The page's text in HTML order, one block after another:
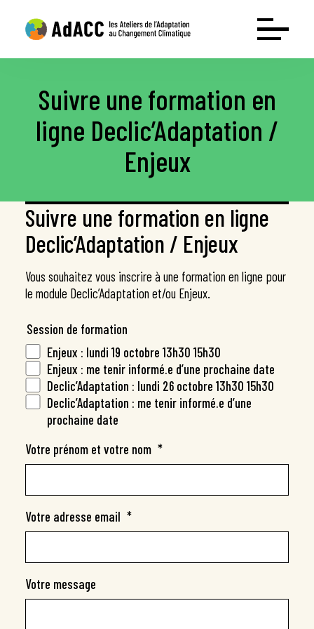
Les ateliers
Conférence interactive Déclic’Adaptation
Atelier Mise en Œuvre Adaptation
Ressources
Le guide
Test entreprises
Test collectivités
Webinaire : l’adaptation grandeur nature
Nous contacter
Organiser une conférence Déclic’Adaptation
Organiser un atelier Mise en Œuvre
Organiser un atelier Mobilisation
Participer à un atelier inter‑entreprises
Participer à un atelier grand public
Devenir animateur.trice
Suivre une formation en
ligne Declic’Adaptation /
Enjeux
Suivre une formation en ligne
Declic’Adaptation / Enjeux
Vous souhaitez vous inscrire à une formation en ligne pour
le module Declic’Adaptation et/ou Enjeux.
Session de formation
Enjeux : lundi 19 octobre 13h30 15h30
Enjeux : me tenir informé.e d’une prochaine date
Declic’Adaptation : lundi 26 octobre 13h30 15h30
Declic’Adaptation : me tenir informé.e d’une
prochaine date
Votre prénom et votre nom *
Votre adresse email *
Votre message